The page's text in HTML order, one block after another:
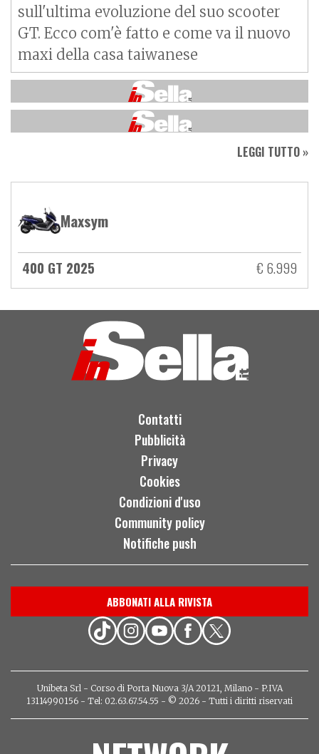
sull'ultima evoluzione del suo scooter
GT. Ecco com'è fatto e come va il nuovo
maxi della casa taiwanese
LEGGI TUTTO »
Maxsym
400 GT 2025 € 6.999
Contatti
Pubblicità
Privacy
Cookies
Condizioni d'uso
Community policy
Notifiche push
ABBONATI ALLA RIVISTA
Unibeta Srl - Corso di Porta Nuova 3/A 20121, Milano - P.IVA
13114990156 - Tel: 02.63.67.54.55 - © 2026 - Tutti i diritti riservati